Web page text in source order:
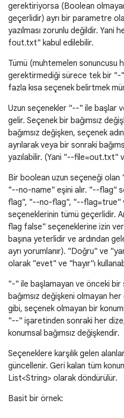
gerektiriyorsa (Boolean
geçerlidir) ayrı bir parametre
yazılması zorunlu değildir.
fout.txt" kabul edilebilir.
Tümü (muhtemelen sonuncusu
gerektirmediği sürece tek bir "-
fazla kısa seçenek belirtmek
Uzun seçenekler "--" ile başlar
gelir. Seçenek bir bağımsız
bağımsız değişken, seçenek
ayrılarak veya bir sonraki
yazılabilir. (Yani "--
Bir boolean uzun seçeneği
"--no-name" eşini alır. "--flag"
flag", "--no-flag", "--flag=true"
seçeneklerinin tümü geçerlidir.
flag false" seçeneklerine izin
başına yeterlidir ve ardından
ayrı yorumlanır). "Doğru" ve
olarak "evet" ve "hayır"ı
"-" ile başlamayan ve önceki bir
bağımsız değişkeni olmayan
gibi, seçenek olmayan bir
"--" işaretinden sonraki her
konumsal bağımsız değişkendir.
Seçeneklere karşılık gelen
güncellenir. Geri kalan tüm
List<String> olarak döndürülür.
Basit bir örnek: